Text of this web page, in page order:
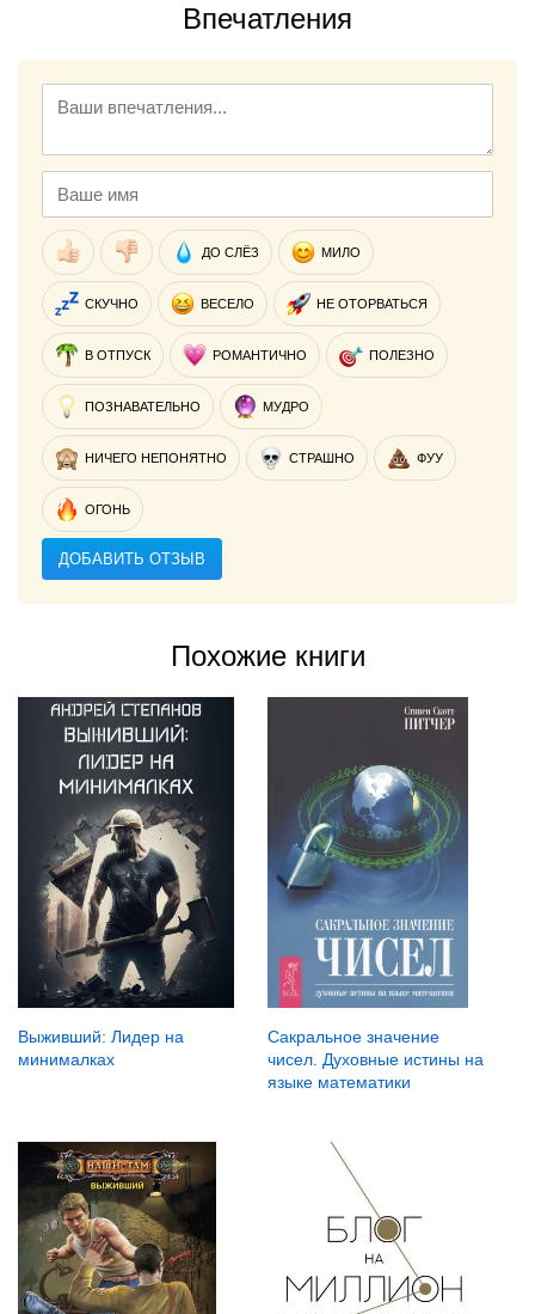
Впечатления
ДО СЛЁЗ МИЛО
СКУЧНО ВЕСЕЛО НЕ ОТОРВАТЬСЯ
В ОТПУСК РОМАНТИЧНО ПОЛЕЗНО
ПОЗНАВАТЕЛЬНО МУДРО
НИЧЕГО НЕПОНЯТНО СТРАШНО ФУУ
ОГОНЬ
ДОБАВИТЬ ОТЗЫВ
Похожие книги
Выживший: Лидер на
минималках
Сакральное значение
чисел. Духовные истины на
языке математики